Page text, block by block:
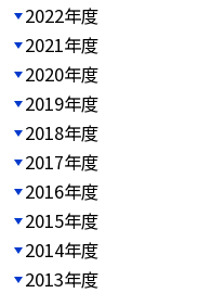
2022年度
2021年度
2020年度
2019年度
2018年度
2017年度
2016年度
2015年度
2014年度
2013年度